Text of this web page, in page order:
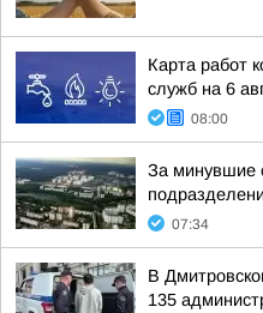
Карта работ
служб на 6
08:00
За минувшие
07:34
В
135